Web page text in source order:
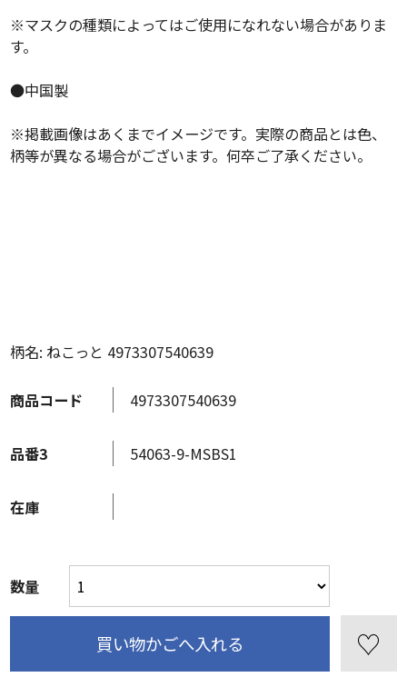
商品コード 4973307540639
品番3 54063-9-MSBS1
在庫
数量
※マスクの種類によってはご使用になれない場合がありま
す。
●中国製
※掲載画像はあくまでイメージです。実際の商品とは色、
柄等が異なる場合がございます。何卒ご了承ください。
柄名: ねこっと 4973307540639